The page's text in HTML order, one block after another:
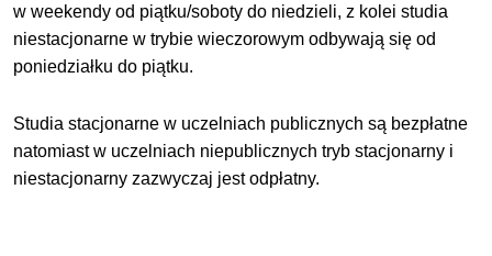
w weekendy od piątku/soboty do niedzieli, z kolei studia
niestacjonarne w trybie wieczorowym odbywają się od
poniedziałku do piątku.
Studia stacjonarne w uczelniach publicznych są bezpłatne
natomiast w uczelniach niepublicznych tryb stacjonarny i
niestacjonarny zazwyczaj jest odpłatny.